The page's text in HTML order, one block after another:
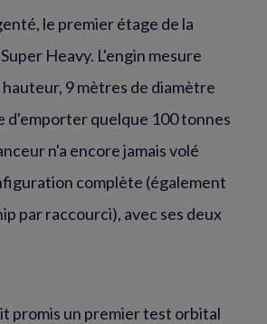
le premier étage de la
Heavy. L'engin mesure
9 mètres de diamètre
d'emporter quelque 100 tonnes
n'a encore jamais volé
complète (également
par raccourci), avec ses deux
promis un premier test orbital